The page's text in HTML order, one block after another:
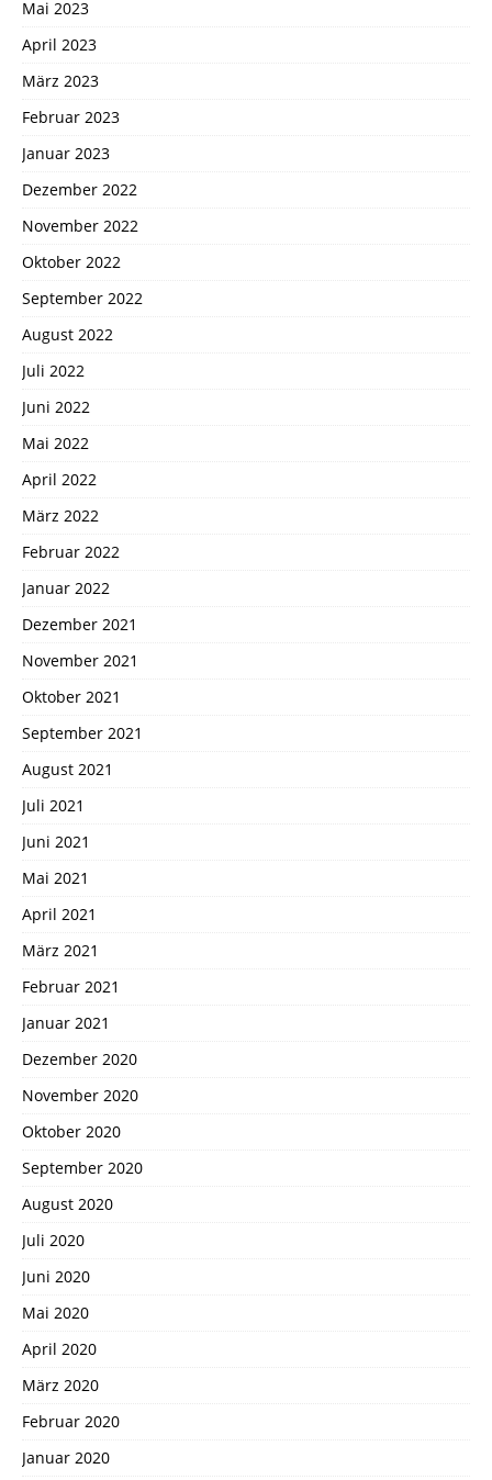
Mai 2023
April 2023
März 2023
Februar 2023
Januar 2023
Dezember 2022
November 2022
Oktober 2022
September 2022
August 2022
Juli 2022
Juni 2022
Mai 2022
April 2022
März 2022
Februar 2022
Januar 2022
Dezember 2021
November 2021
Oktober 2021
September 2021
August 2021
Juli 2021
Juni 2021
Mai 2021
April 2021
März 2021
Februar 2021
Januar 2021
Dezember 2020
November 2020
Oktober 2020
September 2020
August 2020
Juli 2020
Juni 2020
Mai 2020
April 2020
März 2020
Februar 2020
Januar 2020